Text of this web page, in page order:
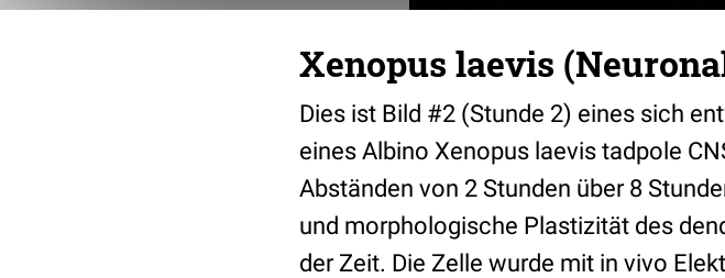
Xenopus laevis
Dies ist Bild #2 (Stunde 2) eines sich
eines Albino Xenopus laevis tadpole
Abständen von 2 Stunden über 8
und morphologische Plastizität des
der Zeit. Die Zelle wurde mit in vivo